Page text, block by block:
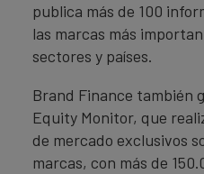
publica más de 100
las marcas más
sectores y países.
Brand Finance también
Equity Monitor, que
de mercado exclusivos
marcas, con más de